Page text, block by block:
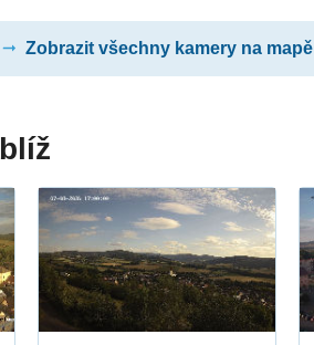
Zobrazit všechny kamery na mapě